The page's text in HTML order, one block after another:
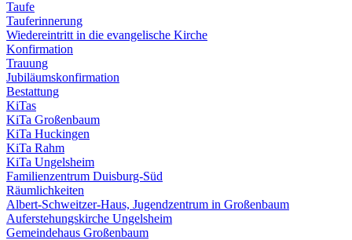
Taufe
Tauferinnerung
Wiedereintritt in die evangelische Kirche
Konfirmation
Trauung
Jubiläumskonfirmation
Bestattung
KiTas
KiTa Großenbaum
KiTa Huckingen
KiTa Rahm
KiTa Ungelsheim
Familienzentrum Duisburg-Süd
Räumlichkeiten
Albert-Schweitzer-Haus, Jugendzentrum in Großenbaum
Auferstehungskirche Ungelsheim
Gemeindehaus Großenbaum